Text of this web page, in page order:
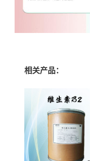
相关产品：